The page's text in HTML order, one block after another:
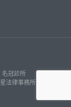
名冠診所
法律事務所